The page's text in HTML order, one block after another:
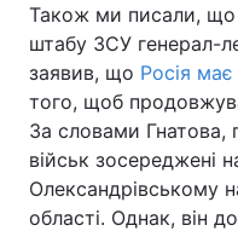
Також ми писали, що
штабу ЗСУ генерал-
заявив, що Росія
того, щоб
За словами Гнатова,
військ зосереджені
Олександрівському
області. Однак, він